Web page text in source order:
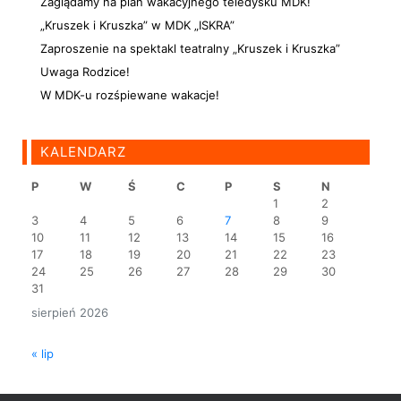
„Kruszek i Kruszka” w MDK „ISKRA”
Zaproszenie na spektakl teatralny „Kruszek i Kruszka”
Uwaga Rodzice!
W MDK-u rozśpiewane wakacje!
KALENDARZ
sierpień 2026
P W Ś C P S
N
1
2
3
4 5 6 7 8
9
10
11 12 13 14 15
16
17
18 19 20 21 22
23
24
25 26 27 28 29
30
31
« lip